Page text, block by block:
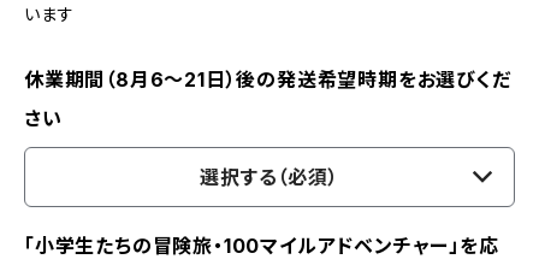
います
休業期間（8月6〜21日）後の発送希望時期をお選びくだ
さい
選択する（必須）
「小学生たちの冒険旅・100マイルアドベンチャー」を応